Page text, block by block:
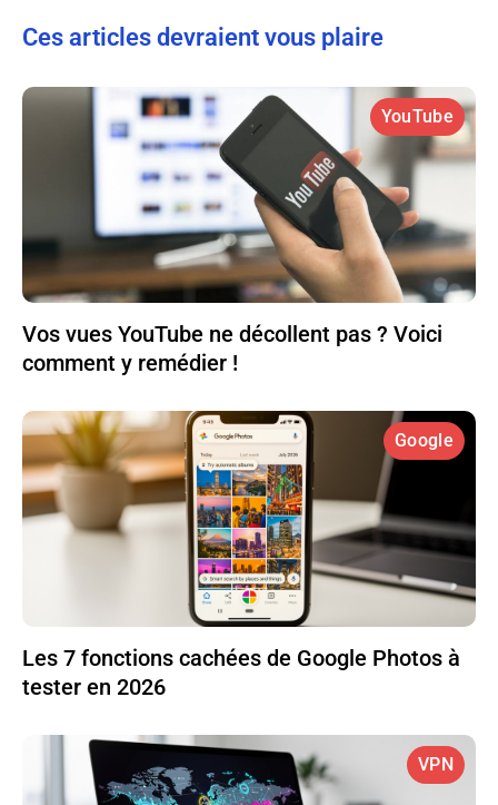
Ces articles devraient vous plaire
YouTube
Vos vues YouTube ne décollent pas ? Voici
comment y remédier !
Google
Les 7 fonctions cachées de Google Photos à
tester en 2026
VPN